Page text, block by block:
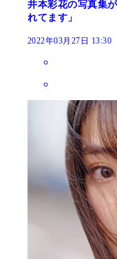
井本彩花の写真集
れてます」
2022年03月27日 13:30